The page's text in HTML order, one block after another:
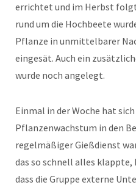
errichtet und im Herbst
rund um die Hochbeete
Pflanze in unmittelbarer
eingesät. Auch ein
wurde noch angelegt.
Einmal in der Woche hat
Pflanzenwachstum in den
regelmäßiger Gießdienst
das so schnell alles
dass die Gruppe externe